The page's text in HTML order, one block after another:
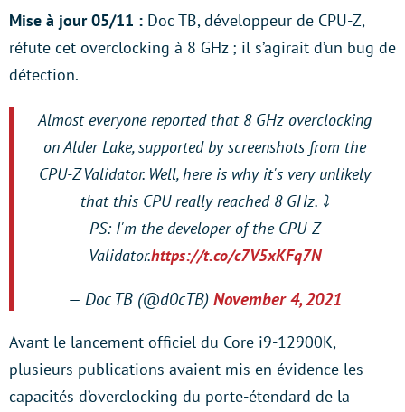
Mise à jour 05/11 : Doc TB, développeur de CPU-Z,
réfute cet overclocking à 8 GHz ; il s’agirait d’un bug de
détection.
Almost everyone reported that 8 GHz overclocking
on Alder Lake, supported by screenshots from the
CPU-Z Validator. Well, here is why it's very unlikely
that this CPU really reached 8 GHz. ⤵️
PS: I'm the developer of the CPU-Z
Validator.https://t.co/c7V5xKFq7N
— Doc TB (@d0cTB) November 4, 2021
Avant le lancement officiel du Core i9-12900K,
plusieurs publications avaient mis en évidence les
capacités d’overclocking du porte-étendard de la